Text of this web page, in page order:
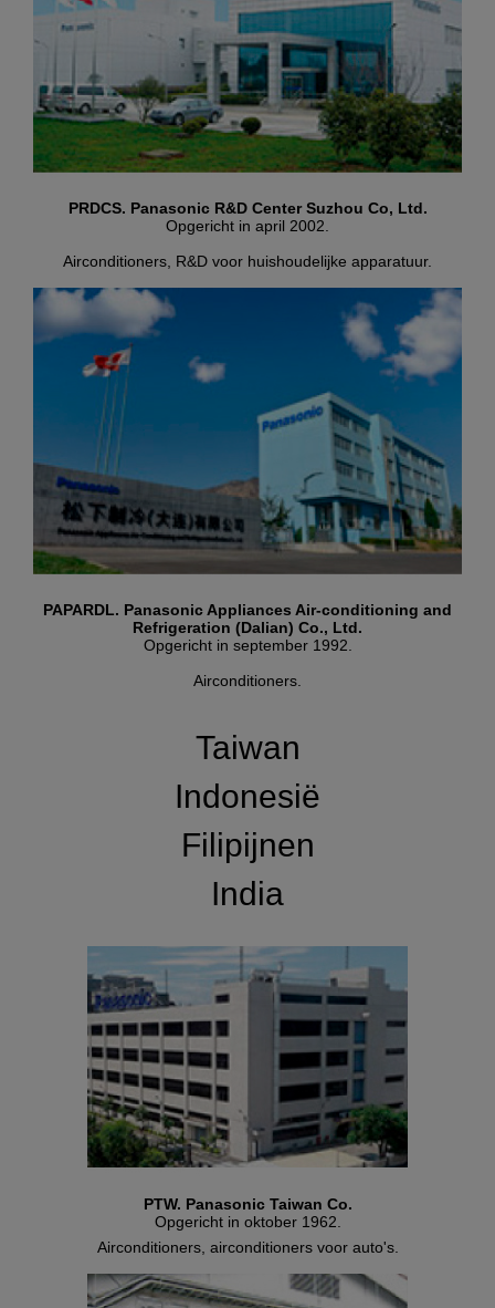
PRDCS. Panasonic R&D Center Suzhou Co, Ltd.
Opgericht in april 2002.
Airconditioners, R&D voor huishoudelijke apparatuur.
PAPARDL. Panasonic Appliances Air-conditioning and
Refrigeration (Dalian) Co., Ltd.
Opgericht in september 1992.
Airconditioners.
Taiwan
Indonesië
Filipijnen
India
PTW. Panasonic Taiwan Co.
Opgericht in oktober 1962.
Airconditioners, airconditioners voor auto's.